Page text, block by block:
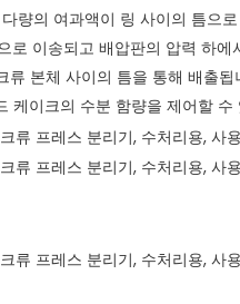
량의 여과액이 링 사이의 틈으
로 이송되고 배압판의 압력 하에
류 본체 사이의 틈을 통해 배출
케이크의 수분 함량을 제어할 수